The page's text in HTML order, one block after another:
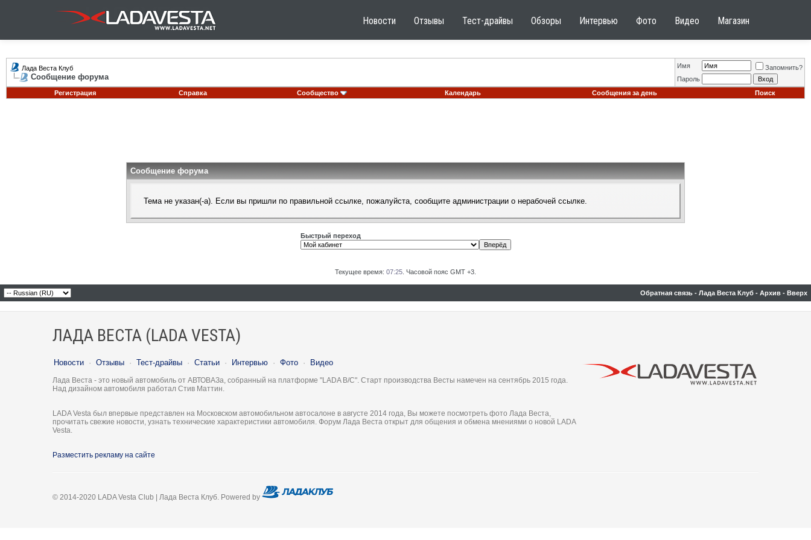
Новости Отзывы Тест-драйвы Обзоры Интервью Фото Видео Магазин
Лада Веста Клуб
Сообщение форума
Имя
Запомнить?
Пароль
Регистрация
Справка Сообщество Календарь Сообщения за день Поиск
Сообщение форума
Тема не указан(-а). Если вы пришли по правильной ссылке, пожалуйста, сообщите администрации о нерабочей ссылке.
Быстрый переход
Текущее время: 07:25 . Часовой пояс GMT +3.
Обратная связь - Лада Веста Клуб - Архив - Вверх
ЛАДА ВЕСТА (LADA VESTA)
Новости · Отзывы · Тест-драйвы · Статьи · Интервью · Фото · Видео
Лада Веста - это новый автомобиль от АВТОВАЗа, собранный на платформе "LADA B/C". Старт производства Весты намечен на сентябрь 2015 года.
Над дизайном автомобиля работал Стив Маттин.
LADA Vesta был впервые представлен на Московском автомобильном автосалоне в августе 2014 года, Вы можете посмотреть фото Лада Веста,
прочитать свежие новости, узнать технические характеристики автомобиля. Форум Лада Веста открыт для общения и обмена мнениями о новой LADA
Vesta.
Разместить рекламу на сайте
© 2014-2020 LADA Vesta Club | Лада Веста Клуб. Powered by